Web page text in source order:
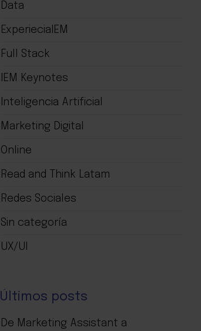
Data
ExperieciaIEM
Full Stack
IEM Keynotes
Inteligencia Artificial
Marketing Digital
Online
Read and Think Latam
Redes Sociales
Sin categoría
UX/UI
Últimos posts
De Marketing Assistant a